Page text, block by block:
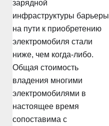
зарядной
инфраструктуры барьеры
на пути к приобретению
электромобиля стали
ниже, чем когда-либо.
Общая стоимость
владения многими
электромобилями в
настоящее время
сопоставима с